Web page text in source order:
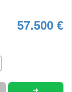
57.500 €
➜